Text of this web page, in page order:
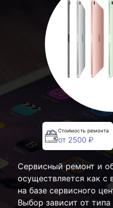
Стоимость ремонта
от 2500 ₽
Сервисный ремонт и
осуществляется как
на базе сервисного
Выбор зависит от